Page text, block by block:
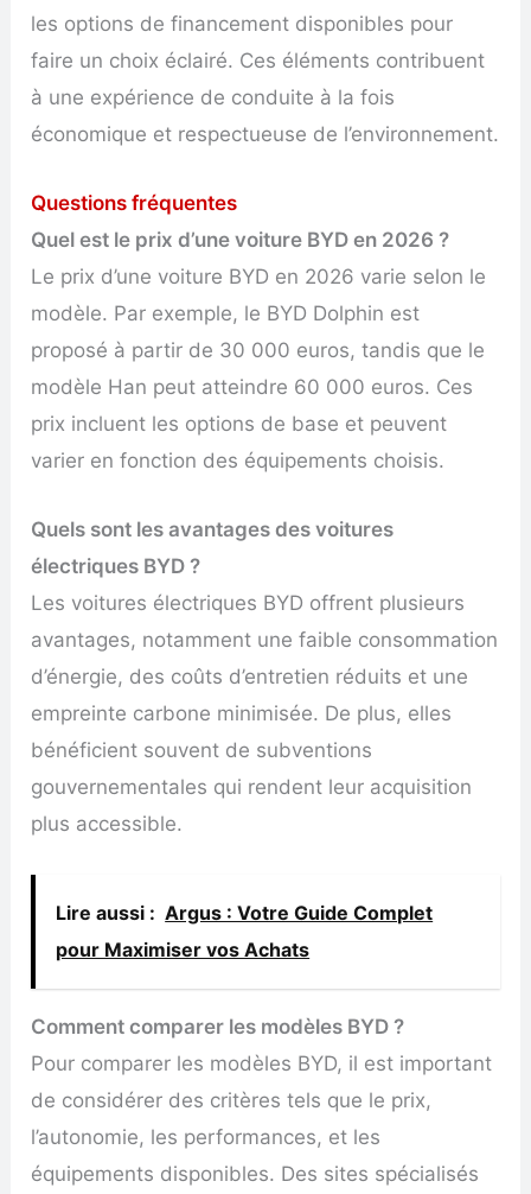
les options de financement disponibles pour
faire un choix éclairé. Ces éléments contribuent
à une expérience de conduite à la fois
économique et respectueuse de l’environnement.
Questions fréquentes
Quel est le prix d’une voiture BYD en 2026 ?
Le prix d’une voiture BYD en 2026 varie selon le
modèle. Par exemple, le BYD Dolphin est
proposé à partir de 30 000 euros, tandis que le
modèle Han peut atteindre 60 000 euros. Ces
prix incluent les options de base et peuvent
varier en fonction des équipements choisis.
Quels sont les avantages des voitures
électriques BYD ?
Les voitures électriques BYD offrent plusieurs
avantages, notamment une faible consommation
d’énergie, des coûts d’entretien réduits et une
empreinte carbone minimisée. De plus, elles
bénéficient souvent de subventions
gouvernementales qui rendent leur acquisition
plus accessible.
Lire aussi : Argus : Votre Guide Complet
pour Maximiser vos Achats
Comment comparer les modèles BYD ?
Pour comparer les modèles BYD, il est important
de considérer des critères tels que le prix,
l’autonomie, les performances, et les
équipements disponibles. Des sites spécialisés